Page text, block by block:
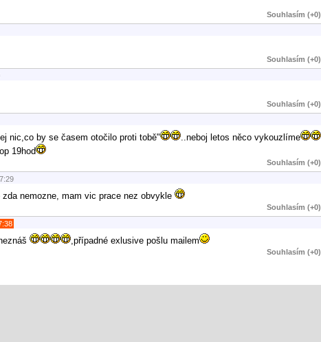
Souhlasím (+0)
Souhlasím (+0)
Souhlasím (+0)
nic,co by se časem otočilo proti tobě" ..neboj letos něco vykouzlíme
19hod
Souhlasím (+0)
nemozne, mam vic prace nez obvykle
Souhlasím (+0)
,případné exlusive pošlu mailem
Souhlasím (+0)